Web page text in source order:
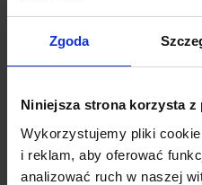
Zgoda
Niniejsza strona korzysta z
Wykorzystujemy pliki
i reklam, aby oferować
analizować ruch w naszej
Trivio
sofa trzyosobowa